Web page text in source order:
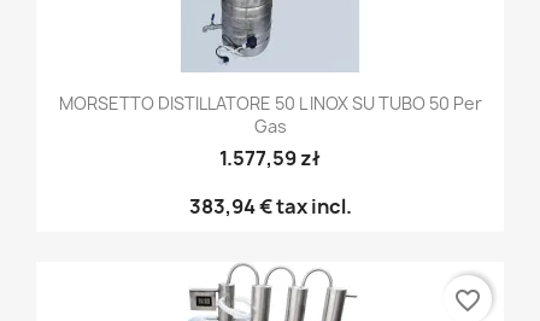
MORSETTO DISTILLATORE 50 L INOX SU TUBO 50 Per
Gas
1.577,59 zł
383,94 €tax incl.
favorite_border